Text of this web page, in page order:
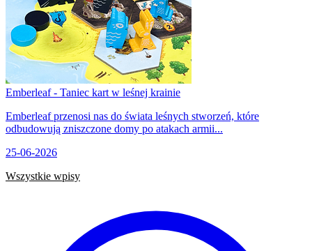
Emberleaf - Taniec kart w leśnej krainie
Emberleaf przenosi nas do świata leśnych stworzeń, które
odbudowują zniszczone domy po atakach armii...
25-06-2026
Wszystkie wpisy